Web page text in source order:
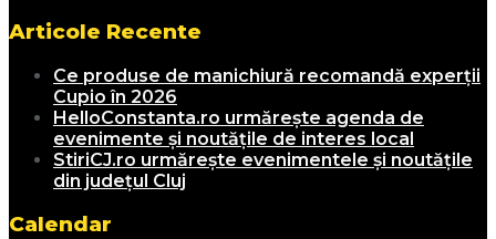
Articole Recente
Ce produse de manichiură recomandă experții
Cupio în 2026
HelloConstanta.ro urmărește agenda de
evenimente și noutățile de interes local
StiriCJ.ro urmărește evenimentele și noutățile
din județul Cluj
Calendar